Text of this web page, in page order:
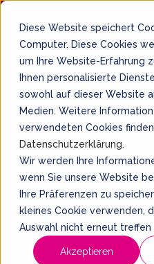
Diese Website speichert
Computer. Diese Cookies
um Ihre Website-Erfahrung
Ihnen personalisierte
sowohl auf dieser Website
Medien. Weitere
verwendeten Cookies
Datenschutzerklärung.
Wir werden Ihre
wenn Sie unsere Website
Ihre Präferenzen zu
kleines Cookie verwenden,
Auswahl nicht erneut treffen
Akzeptieren
HAPPY.MITTWOCH: JEDEN
Berlin
Dein Sprung Ticket